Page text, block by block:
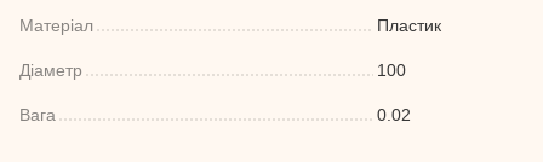
Матеріал Пластик
Діаметр 100
Вага 0.02